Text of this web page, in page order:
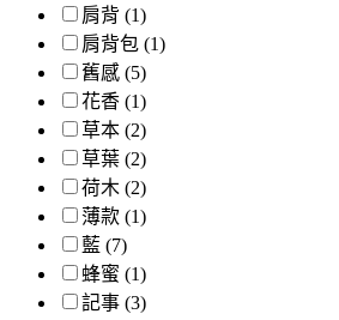
肩背 (1)
肩背包 (1)
舊感 (5)
花香 (1)
草本 (2)
草葉 (2)
荷木 (2)
薄款 (1)
藍 (7)
蜂蜜 (1)
記事 (3)